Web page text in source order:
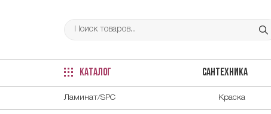
КАТАЛОГ САНТЕХНИКА
Ламинат/SPC Краска